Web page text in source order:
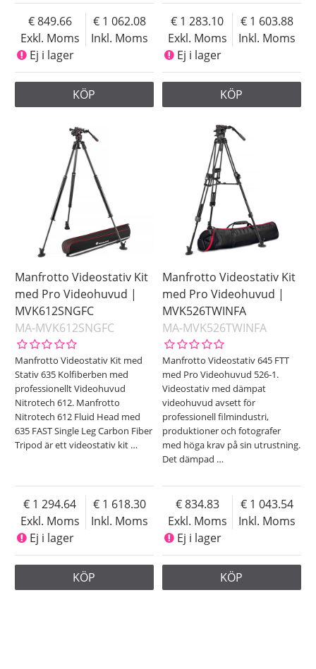
Exkl. Moms
849.66
Inkl. Moms
1 062.08
Ej i lager
KÖP
Exkl. Moms
1 283.10
Inkl. Moms
1 603.88
Ej i lager
KÖP
Manfrotto Videostativ Kit
med Pro Videohuvud |
MVK612SNGFC
MA-MVK612SNGFC
Manfrotto Videostativ Kit med
Stativ 635 Kolfiberben med
professionellt Videohuvud
Nitrotech 612. Manfrotto
Nitrotech 612 Fluid Head med
635 FAST Single Leg Carbon Fiber
Tripod är ett videostativ kit …
Exkl. Moms
1 294.64
Inkl. Moms
1 618.30
Ej i lager
KÖP
Manfrotto Videostativ Kit
med Pro Videohuvud |
MVK526TWINFA
MA-MVK526TWINFA
Manfrotto Videostativ 645 FTT
med Pro Videohuvud 526-1.
Videostativ med dämpat
videohuvud avsett för
professionell filmindustri,
produktioner och fotografer
med höga krav på sin utrustning.
Det dämpad …
Exkl. Moms
834.83
Inkl. Moms
1 043.54
Ej i lager
KÖP